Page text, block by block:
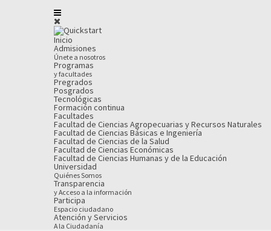
Inicio
Admisiones
Únete a nosotros
Programas
y facultades
Pregrados
Posgrados
Tecnológicas
Formación continua
Facultades
Facultad de Ciencias Agropecuarias y Recursos Naturales
Facultad de Ciencias Básicas e Ingeniería
Facultad de Ciencias de la Salud
Facultad de Ciencias Económicas
Facultad de Ciencias Humanas y de la Educación
Universidad
Quiénes Somos
Transparencia
y Acceso a la información
Participa
Espacio ciudadano
Atención y Servicios
A la Ciudadanía